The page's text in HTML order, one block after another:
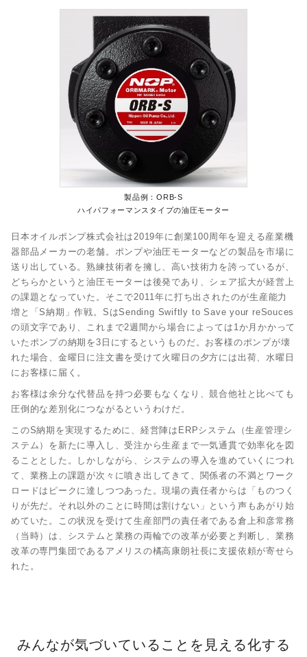
製品例：ORB-S
ハイパフォーマンスタイプの油圧モーター
日本オイルポンプ株式会社は2019年に創業100周年を迎える産業機
器部品メーカーの老舗。ポンプや油圧モーターなどの製品を市場に
送り出している。熟練技術者を擁し、高い技術力を誇っているが、
どちらかというと油圧モーターは後発であり、シェア拡大が経営上
の課題となっていた。そこで2011年に打ち出されたのが生産能力
増と「S納期」作戦。SはSending Swiftly to Save your reSouces
の頭文字であり、これまで2週間から場合によっては1か月かかって
いたポンプの納期を3日にするというものだ。お客様のポンプが壊
れた場合、金曜日に注文書を受けて火曜日の夕方には出荷、水曜日
にお客様に届く。
お客様は余分な代替品を持つ必要もなくなり、競合他社と比べても
圧倒的な差別化につながるというわけだ。
このS納期を実現するために、経営陣はERPシステム（生産管理シ
ステム）を新たに導入し、受注から生産まで一気通貫で効率化を図
ることとした。しかしながら、システムの導入を進めていくにつれ
て、業務上の課題が次々に噴き出してきて、関係者の不満とワーク
ロードはピークに達しつつあった。現場の責任者からは「ものつく
りが先だ。それ以外のことに時間は割けない」という声もあがり始
めていた。この状況を受けて生産部門の責任者である倉上和彦常務
（当時）は、システムと業務の両輪での改革が必要と判断し、業務
改革の専門集団であるアメリスの橘高康朗社長に支援依頼が寄せら
れた。
みんなが気づいていることを見える化する